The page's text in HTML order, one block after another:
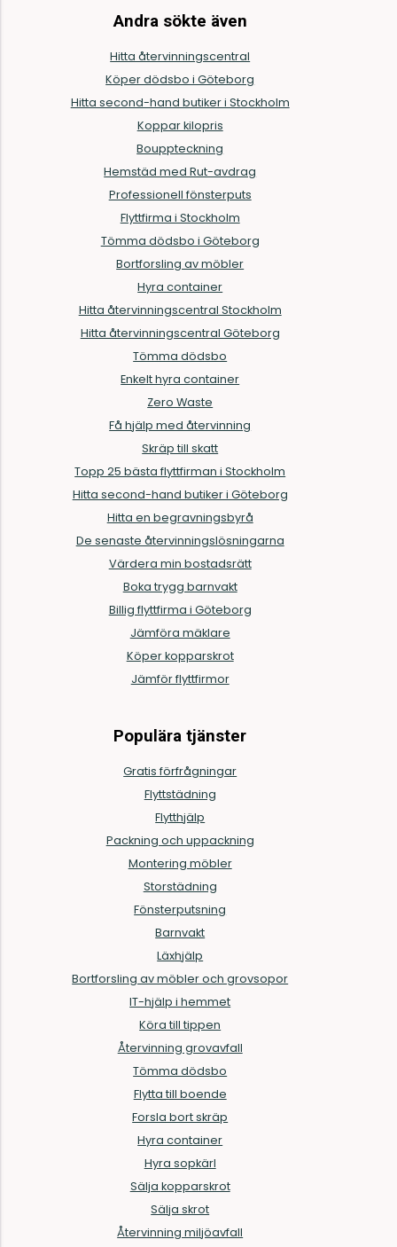
Andra sökte även
Hitta återvinningscentral
Köper dödsbo i Göteborg
Hitta second-hand butiker i Stockholm
Koppar kilopris
Bouppteckning
Hemstäd med Rut-avdrag
Professionell fönsterputs
Flyttfirma i Stockholm
Tömma dödsbo i Göteborg
Bortforsling av möbler
Hyra container
Hitta återvinningscentral Stockholm
Hitta återvinningscentral Göteborg
Tömma dödsbo
Enkelt hyra container
Zero Waste
Få hjälp med återvinning
Skräp till skatt
Topp 25 bästa flyttfirman i Stockholm
Hitta second-hand butiker i Göteborg
Hitta en begravningsbyrå
De senaste återvinningslösningarna
Värdera min bostadsrätt
Boka trygg barnvakt
Billig flyttfirma i Göteborg
Jämföra mäklare
Köper kopparskrot
Jämför flyttfirmor
Populära tjänster
Gratis förfrågningar
Flyttstädning
Flytthjälp
Packning och uppackning
Montering möbler
Storstädning
Fönsterputsning
Barnvakt
Läxhjälp
Bortforsling av möbler och grovsopor
IT-hjälp i hemmet
Köra till tippen
Återvinning grovavfall
Tömma dödsbo
Flytta till boende
Forsla bort skräp
Hyra container
Hyra sopkärl
Sälja kopparskrot
Sälja skrot
Återvinning miljöavfall